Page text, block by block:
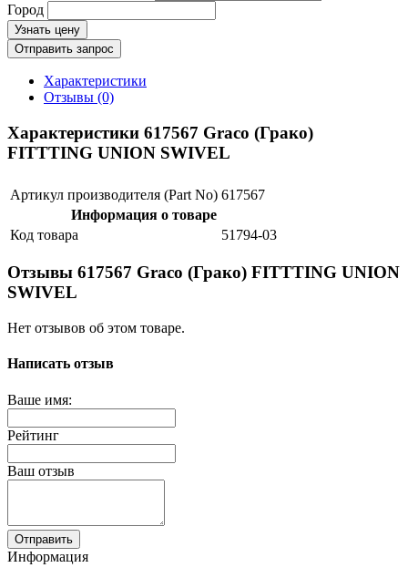
Город
Узнать цену
Отправить запрос
Характеристики
Отзывы (0)
Характеристики 617567 Graco (Грако)
FITTTING UNION SWIVEL
Артикул производителя (Part No) 617567
Информация о товаре
Код товара
51794-03
Отзывы 617567 Graco (Грако) FITTTING UNION
SWIVEL
Нет отзывов об этом товаре.
Написать отзыв
Ваше имя:
Рейтинг
Ваш отзыв
Отправить
Информация